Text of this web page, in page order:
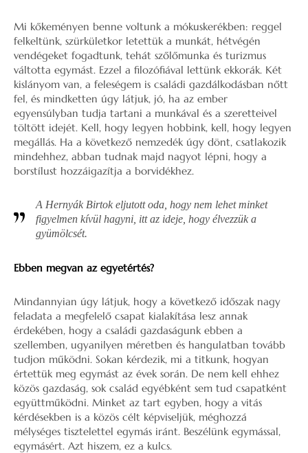
Mi kőkeményen benne voltunk a mókuskerékben: reggel
felkeltünk, szürkületkor letettük a munkát, hétvégén
vendégeket fogadtunk, tehát szőlőmunka és turizmus
váltotta egymást. Ezzel a filozófiával lettünk ekkorák. Két
kislányom van, a feleségem is családi gazdálkodásban nőtt
fel, és mindketten úgy látjuk, jó, ha az ember
egyensúlyban tudja tartani a munkával és a szeretteivel
töltött idejét. Kell, hogy legyen hobbink, kell, hogy legyen
megállás. Ha a következő nemzedék úgy dönt, csatlakozik
mindehhez, abban tudnak majd nagyot lépni, hogy a
borstílust hozzáigazítja a borvidékhez.
A Hernyák Birtok eljutott oda, hogy nem lehet minket
figyelmen kívül hagyni, itt az ideje, hogy élvezzük a
gyümölcsét.
Ebben megvan az egyetértés?
Mindannyian úgy látjuk, hogy a következő időszak nagy
feladata a megfelelő csapat kialakítása lesz annak
érdekében, hogy a családi gazdaságunk ebben a
szellemben, ugyanilyen méretben és hangulatban tovább
tudjon működni. Sokan kérdezik, mi a titkunk, hogyan
értettük meg egymást az évek során. De nem kell ehhez
közös gazdaság, sok család egyébként sem tud csapatként
együttműködni. Minket az tart egyben, hogy a vitás
kérdésekben is a közös célt képviseljük, méghozzá
mélységes tisztelettel egymás iránt. Beszélünk egymással,
egymásért. Azt hiszem, ez a kulcs.